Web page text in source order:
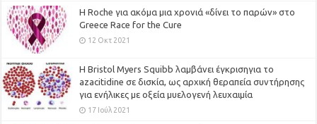
H Roche για ακόμα μια χρονιά «δίνει το παρών» στο
Greece Race for the Cure
12 Οκτ 2021
Η Bristol Myers Squibb λαμβάνει έγκρισηγια το
azacitidine σε δισκία, ως αρχική θεραπεία συντήρησης
για ενήλικες με οξεία μυελογενή λευχαιμία
17 Ιούλ 2021